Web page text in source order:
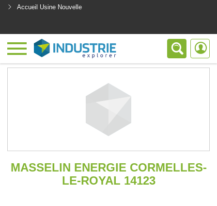
Accueil Usine Nouvelle
MASSELIN ENERGIE CORMELLES-
LE-ROYAL 14123